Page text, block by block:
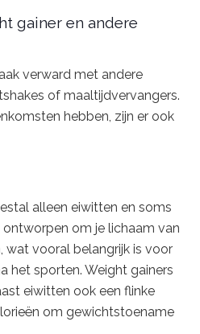
gainer en andere
verward met andere
of maaltijdvervangers.
hebben, zijn er ook
alleen eiwitten en soms
om je lichaam van
wat vooral belangrijk is voor
het sporten. Weight gainers
eiwitten ook een flinke
om gewichtstoename